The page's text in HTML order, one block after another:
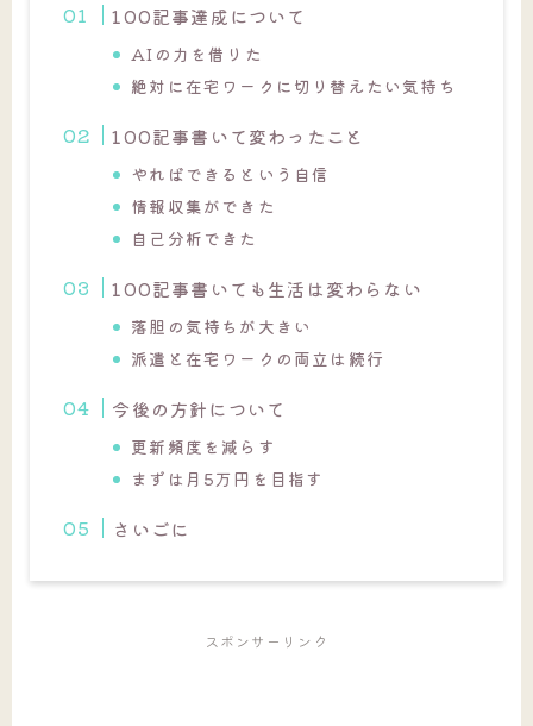
100記事達成について
AIの力を借りた
絶対に在宅ワークに切り替えたい気持ち
100記事書いて変わったこと
やればできるという自信
情報収集ができた
自己分析できた
100記事書いても生活は変わらない
落胆の気持ちが大きい
派遣と在宅ワークの両立は続行
今後の方針について
更新頻度を減らす
まずは月5万円を目指す
さいごに
スポンサーリンク